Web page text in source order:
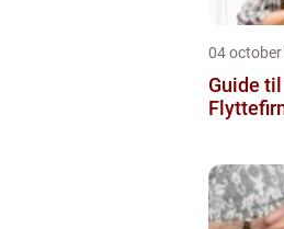
04
Guide